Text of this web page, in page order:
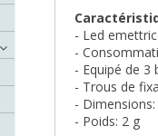
- Led
-
- Equipé de 3
- Trous de
-
- Poids: 2 g